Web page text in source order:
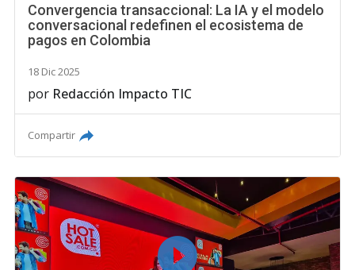
Convergencia transaccional: La IA y el modelo
conversacional redefinen el ecosistema de
pagos en Colombia
18 Dic 2025
por Redacción Impacto TIC
Compartir